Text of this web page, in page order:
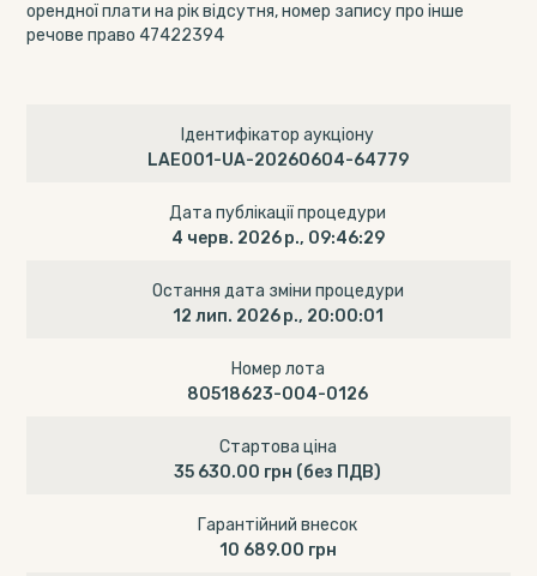
орендної плати на рік відсутня, номер запису про інше
речове право 47422394
Ідентифікатор аукціону
LAE001-UA-20260604-64779
Дата публікації процедури
4 черв. 2026 р., 09:46:29
Остання дата зміни процедури
12 лип. 2026 р., 20:00:01
Номер лота
80518623-004-0126
Стартова ціна
35 630.00 грн (без ПДВ)
Гарантійний внесок
10 689.00 грн